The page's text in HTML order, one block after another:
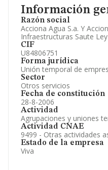
Información
Razón social
Acciona Agua S.a. Y
Infraestructuras Saute
CIF
U84806751
Forma jurídica
Unión temporal de
Sector
Otros servicios
Fecha de constitución
28-8-2006
Actividad
Agrupaciones y uniones
Actividad CNAE
9499 - Otras actividades
Estado de la empresa
Viva
Accionistas.
Participaciones y
Artículos de prensa
Información oficial y